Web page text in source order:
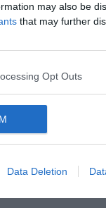
may also be
that may further
Opt Outs
Data Deletion